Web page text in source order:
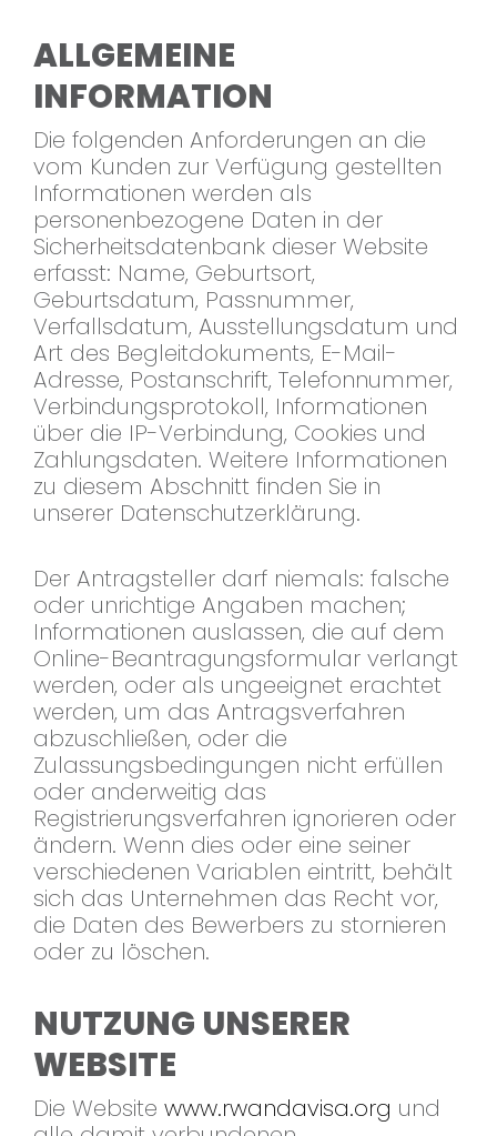
ALLGEMEINE
INFORMATION
Die folgenden Anforderungen an die
vom Kunden zur Verfügung gestellten
Informationen werden als
personenbezogene Daten in der
Sicherheitsdatenbank dieser Website
erfasst: Name, Geburtsort,
Geburtsdatum, Passnummer,
Verfallsdatum, Ausstellungsdatum und
Art des Begleitdokuments, E-Mail-
Adresse, Postanschrift, Telefonnummer,
Verbindungsprotokoll, Informationen
über die IP-Verbindung, Cookies und
Zahlungsdaten. Weitere Informationen
zu diesem Abschnitt finden Sie in
unserer Datenschutzerklärung.
Der Antragsteller darf niemals: falsche
oder unrichtige Angaben machen;
Informationen auslassen, die auf dem
Online-Beantragungsformular verlangt
werden, oder als ungeeignet erachtet
werden, um das Antragsverfahren
abzuschließen, oder die
Zulassungsbedingungen nicht erfüllen
oder anderweitig das
Registrierungsverfahren ignorieren oder
ändern. Wenn dies oder eine seiner
verschiedenen Variablen eintritt, behält
sich das Unternehmen das Recht vor,
die Daten des Bewerbers zu stornieren
oder zu löschen.
NUTZUNG UNSERER
WEBSITE
Die Website www.rwandavisa.org und